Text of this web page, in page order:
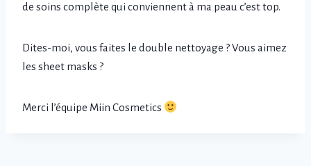
de soins complète qui conviennent à ma peau c’est top.
Dites-moi, vous faites le double nettoyage ? Vous aimez
les sheet masks ?
Merci l’équipe Miin Cosmetics